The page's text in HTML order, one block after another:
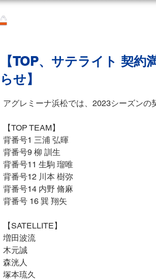
【TOP、サテライト 契約
らせ】
アグレミーナ浜松では、 2023シーズンの
【TOP TEAM】
背番号1 三浦 弘暉
背番号9 柳 訓生
背番号11 生駒 瑠唯
背番号12 川本 樹弥
背番号14 内野 脩麻
背番号 16 巽 翔矢
【SATELLITE】
増田波流
木元誠
森洸人
塚本琉久